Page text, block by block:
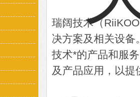
瑞阔技术（
决方案及相关设备
技术*的产品和服
及产品应用，以提